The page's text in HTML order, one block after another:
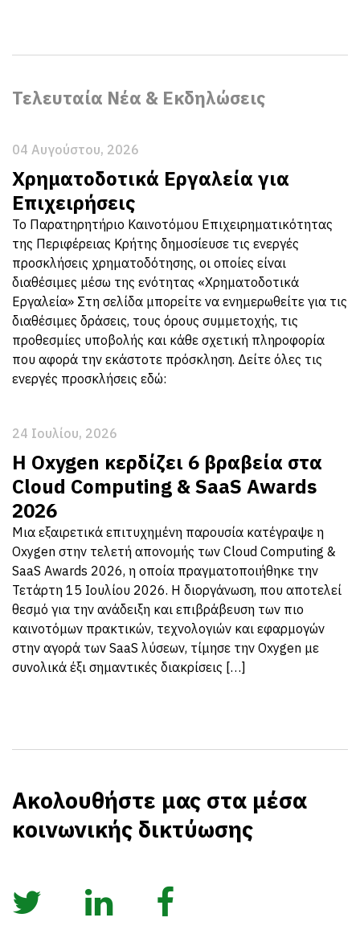
Τελευταία Νέα & Εκδηλώσεις
04 Αυγούστου, 2026
Χρηματοδοτικά Εργαλεία για
Επιχειρήσεις
Το Παρατηρητήριο Καινοτόμου Επιχειρηματικότητας
της Περιφέρειας Κρήτης δημοσίευσε τις ενεργές
προσκλήσεις χρηματοδότησης, οι οποίες είναι
διαθέσιμες μέσω της ενότητας «Χρηματοδοτικά
Εργαλεία» Στη σελίδα μπορείτε να ενημερωθείτε για τις
διαθέσιμες δράσεις, τους όρους συμμετοχής, τις
προθεσμίες υποβολής και κάθε σχετική πληροφορία
που αφορά την εκάστοτε πρόσκληση. Δείτε όλες τις
ενεργές προσκλήσεις εδώ:
24 Ιουλίου, 2026
Η Oxygen κερδίζει 6 βραβεία στα
Cloud Computing & SaaS Awards
2026
Μια εξαιρετικά επιτυχημένη παρουσία κατέγραψε η
Oxygen στην τελετή απονομής των Cloud Computing &
SaaS Awards 2026, η οποία πραγματοποιήθηκε την
Τετάρτη 15 Ιουλίου 2026. Η διοργάνωση, που αποτελεί
θεσμό για την ανάδειξη και επιβράβευση των πιο
καινοτόμων πρακτικών, τεχνολογιών και εφαρμογών
στην αγορά των SaaS λύσεων, τίμησε την Oxygen με
συνολικά έξι σημαντικές διακρίσεις […]
Ακολουθήστε μας στα μέσα
κοινωνικής δικτύωσης